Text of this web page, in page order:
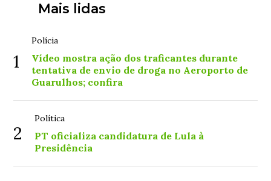
Mais lidas
1
Polícia
Vídeo mostra ação dos traficantes durante
tentativa de envio de droga no Aeroporto de
Guarulhos; confira
2
Política
PT oficializa candidatura de Lula à
Presidência